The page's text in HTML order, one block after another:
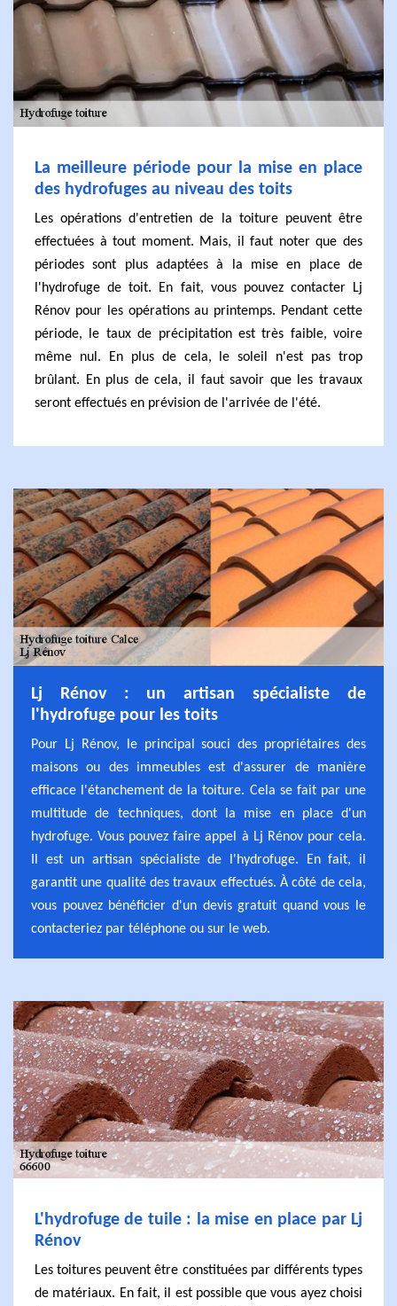
La meilleure période pour la mise en place
des hydrofuges au niveau des toits
Les opérations d'entretien de la toiture peuvent être
effectuées à tout moment. Mais, il faut noter que des
périodes sont plus adaptées à la mise en place de
l'hydrofuge de toit. En fait, vous pouvez contacter Lj
Rénov pour les opérations au printemps. Pendant cette
période, le taux de précipitation est très faible, voire
même nul. En plus de cela, le soleil n'est pas trop
brûlant. En plus de cela, il faut savoir que les travaux
seront effectués en prévision de l'arrivée de l'été.
Lj Rénov : un artisan spécialiste de
l'hydrofuge pour les toits
Pour Lj Rénov, le principal souci des propriétaires des
maisons ou des immeubles est d'assurer de manière
efficace l'étanchement de la toiture. Cela se fait par une
multitude de techniques, dont la mise en place d'un
hydrofuge. Vous pouvez faire appel à Lj Rénov pour cela.
Il est un artisan spécialiste de l'hydrofuge. En fait, il
garantit une qualité des travaux effectués. À côté de cela,
vous pouvez bénéficier d'un devis gratuit quand vous le
contacteriez par téléphone ou sur le web.
L'hydrofuge de tuile : la mise en place par Lj
Rénov
Les toitures peuvent être constituées par différents types
de matériaux. En fait, il est possible que vous ayez choisi